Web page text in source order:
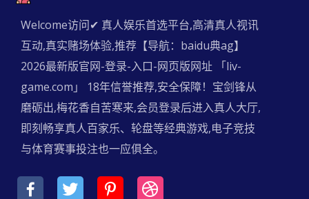
Welcome访问✔ 真人娱乐首选平台,高清真人视讯
互动,真实赌场体验,推荐【导航：baidu典ag】
2026最新版官网-登录-入口-网页版网址 「liv-
game.com」 18年信誉推荐,安全保障！宝剑锋从
磨砺出,梅花香自苦寒来,会员登录后进入真人大厅,
即刻畅享真人百家乐、轮盘等经典游戏,电子竞技
与体育赛事投注也一应俱全。